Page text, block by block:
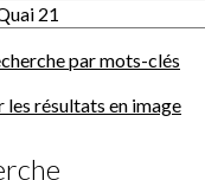
par mots-clés
les résultats en image